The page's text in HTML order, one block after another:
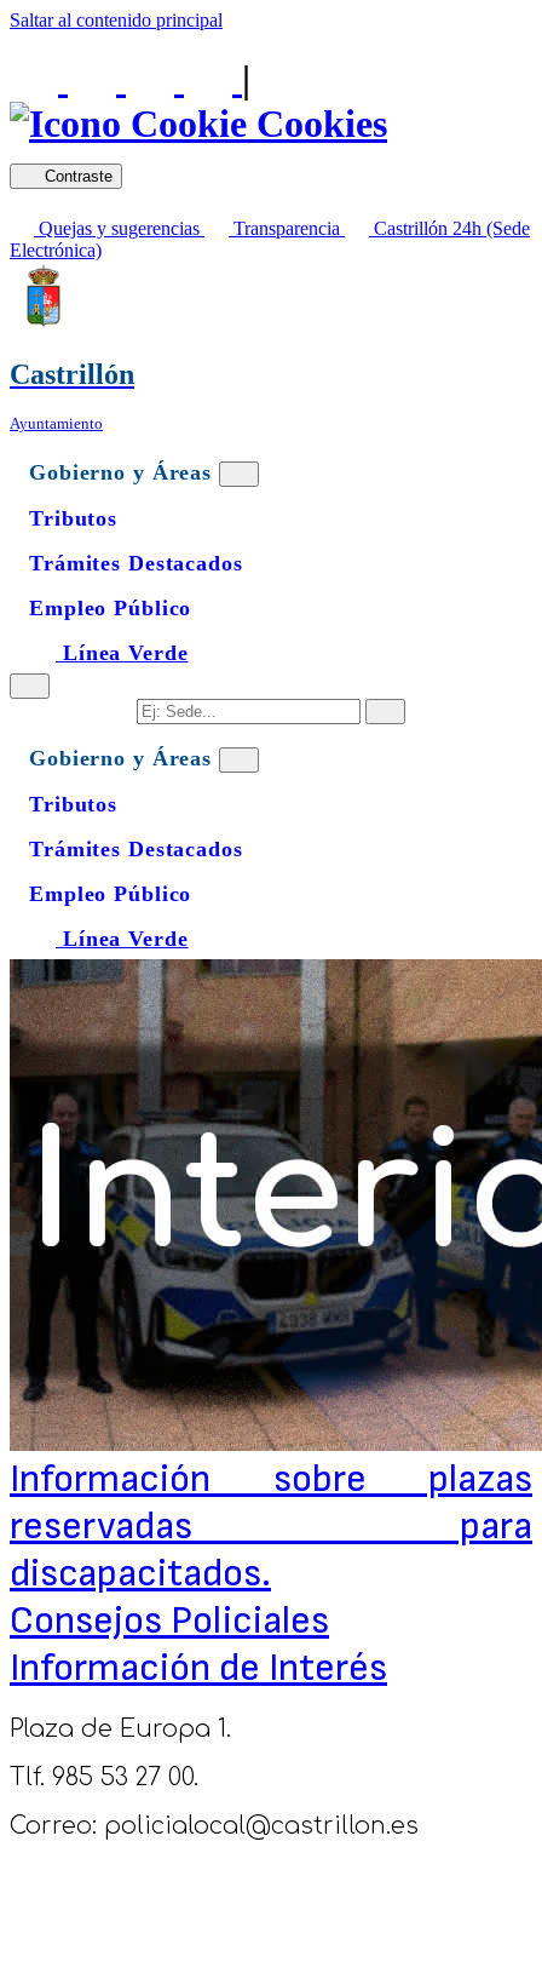
Saltar al contenido principal
|
Cookies
Contraste
Quejas y sugerencias Transparencia
Castrillón 24h (Sede
Electrónica)
Castrillón
Ayuntamiento
Gobierno y Áreas
Tributos
Trámites Destacados
Empleo Público
Línea Verde
Gobierno y Áreas
Tributos
Trámites Destacados
Empleo Público
Línea Verde
Información sobre plazas
reservadas para
discapacitados.
Consejos Policiales
Información de Interés
Plaza de Europa 1.
Tlf. 985 53 27 00.
Correo: policialocal@castrillon.es